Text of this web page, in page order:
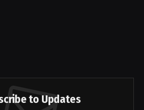
to Updates